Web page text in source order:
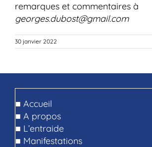
remarques et commentaires à
georges.dubost@gmail.com
30 janvier 2022
■ Accueil
■ A propos
■ L’entraide
■ Manifestations